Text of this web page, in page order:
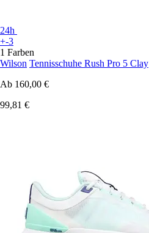
24h
+-3
1 Farben
Wilson Tennisschuhe Rush Pro 5 Clay
Ab 160,00 €
99,81 €